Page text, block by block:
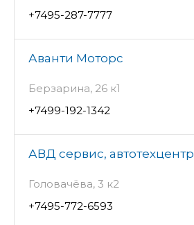
+7495-287-7777
Аванти Моторс
Берзарина, 26 к1
+7499-192-1342
АВД сервис, автотехцентр
Головачёва, 3 к2
+7495-772-6593